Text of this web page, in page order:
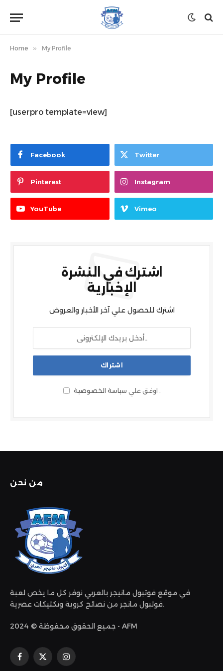
Home » My Profile
My Profile
[userpro template=view]
Facebook Twitter
Pinterest Instagram
YouTube Vimeo
اشترك في النشرة
الإخبارية
اشترك للحصول علي آخر الأخبار والعروض
اوفق علي سياسة الخصوصية .
من نحن
في موقع فوتبول مانيجر بالعربي نوفر كل ما يخص لعبة
فوتبول مانجر من نصائح كروية وتكتيكات عصرية.
جميع الحقوق محفوظة © 2024 - AFM
فيسبوك
X
الانستغرام